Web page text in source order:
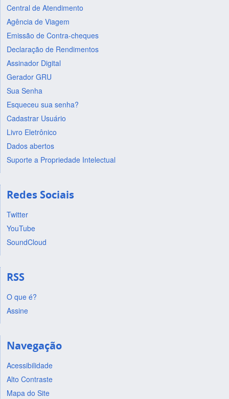
Central de Atendimento
Agência de Viagem
Emissão de Contra-cheques
Declaração de Rendimentos
Assinador Digital
Gerador GRU
Sua Senha
Esqueceu sua senha?
Cadastrar Usuário
Livro Eletrônico
Dados abertos
Suporte a Propriedade Intelectual
Redes Sociais
Twitter
YouTube
SoundCloud
RSS
O que é?
Assine
Navegação
Acessibilidade
Alto Contraste
Mapa do Site